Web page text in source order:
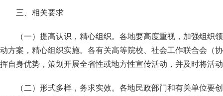
三、相关要求
（一）提高认识，精心组织。各地要高度重视，加强组织
动方案，精心组织实施。各有关高等院校、社会工作联合会（
挥自身优势，策划开展全省性或地方性宣传活动，并及时将活
（二）形式多样，务求实效。各地民政部门和有关单位要